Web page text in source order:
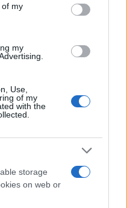
of my
my
Use,
of my
with the
storage
on web or
segnalazioni,
al numero +39
telegram di